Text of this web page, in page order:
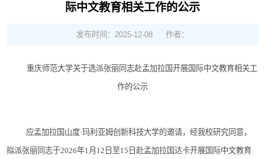
际中文教育相关工作的公示
发布时间：2025-12-08 作者：
重庆师范大学关于选派张丽同志赴孟加拉国开展国际中文教育相关工
作的公示
应孟加拉国 山度·玛利亚姆创新科技大学的邀请，经我校研究同意，
拟派张丽同志于2026年1月 12 日至15 日赴孟加拉国达卡开展 国际中文教育